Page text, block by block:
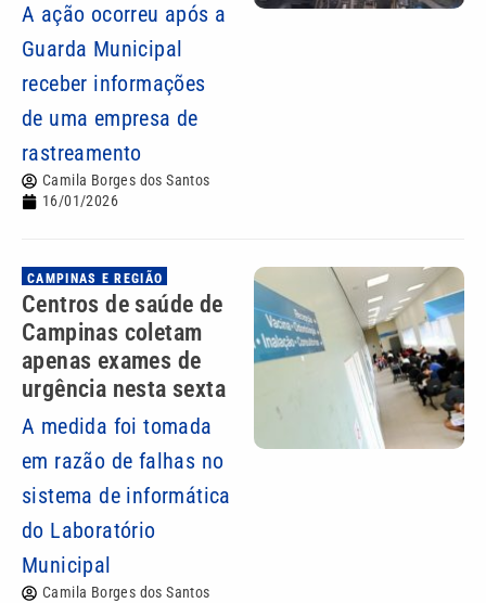
A ação ocorreu após a
Guarda Municipal
receber informações
de uma empresa de
rastreamento
Camila Borges dos Santos
16/01/2026
CAMPINAS E REGIÃO
Centros de saúde de
Campinas coletam
apenas exames de
urgência nesta sexta
A medida foi tomada
em razão de falhas no
sistema de informática
do Laboratório
Municipal
Camila Borges dos Santos